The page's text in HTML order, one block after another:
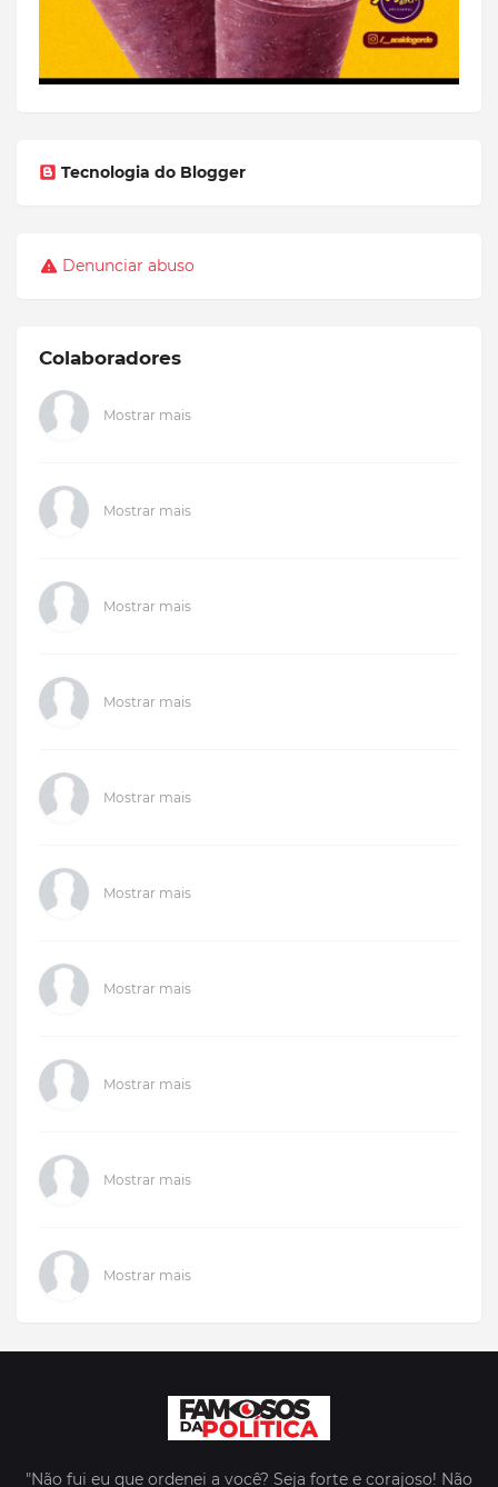
Tecnologia do Blogger
Denunciar abuso
Colaboradores
Mostrar mais
Mostrar mais
Mostrar mais
Mostrar mais
Mostrar mais
Mostrar mais
Mostrar mais
Mostrar mais
Mostrar mais
Mostrar mais
"Não fui eu que ordenei a você? Seja forte e corajoso! Não